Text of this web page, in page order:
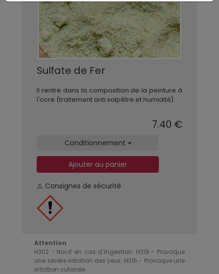
Sulfate de Fer
Il rentre dans la composition de la peinture à
l'ocre (traitement anti salpêtre et humidité).
7.40 €
Conditionnement
Ajouter au panier
⚠️ Consignes de sécurité
Attention
H302 - Nocif en cas d´ingestion. H319 - Provoque
une sévère irritation des yeux. H315 - Provoque une
irritation cutanée.